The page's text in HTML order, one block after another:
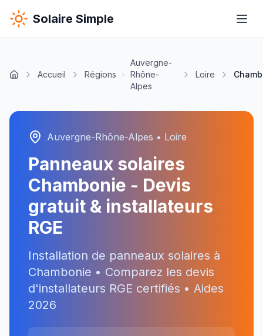
Solaire Simple
Accueil Régions
Auvergne-
Rhône-
Alpes
Loire
Auvergne-Rhône-Alpes • Loire
Panneaux solaires
Chambonie - Devis
gratuit & installateurs
RGE
Installation de panneaux solaires à
Chambonie • Comparez les devis
d'installateurs RGE certifiés • Aides
2026